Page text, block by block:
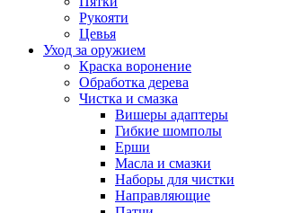
Рукояти
Цевья
Уход за оружием
Краска воронение
Обработка дерева
Чистка и смазка
Вишеры адаптеры
Гибкие шомполы
Ерши
Масла и смазки
Наборы для чистки
Направляющие